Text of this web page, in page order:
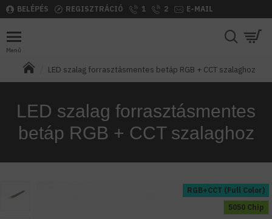
BELÉPÉS REGISZTRÁCIÓ 1 2 E-MAIL
LED szalag forrasztásmentes betáp RGB + CCT szalaghoz
LED szalag forrasztásmentes
betáp RGB + CCT szalaghoz
RGB+CCT (Full Color)
5050 Chip